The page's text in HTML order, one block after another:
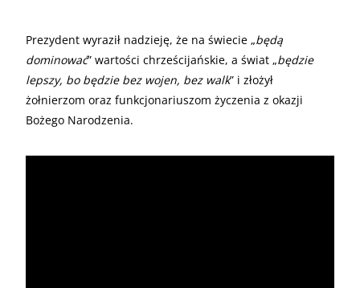
Prezydent wyraził nadzieję, że na świecie „będą
dominować” wartości chrześcijańskie, a świat „będzie
lepszy, bo będzie bez wojen, bez walk” i złożył
żołnierzom oraz funkcjonariuszom życzenia z okazji
Bożego Narodzenia.